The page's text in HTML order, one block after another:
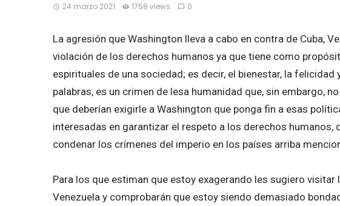
24 marzo 2021 1758 views 0
La agresión que Washington lleva a cabo en contra de Cuba,
violación de los derechos humanos ya que tiene como
espirituales de una sociedad; es decir, el bienestar, la
palabras, es un crimen de lesa humanidad que, sin embargo,
que deberían exigirle a Washington que ponga fin a esas
interesadas en garantizar el respeto a los derechos
condenar los crímenes del imperio en los países arriba
Para los que estiman que estoy exagerando les sugiero visitar
Venezuela y comprobarán que estoy siendo demasiado